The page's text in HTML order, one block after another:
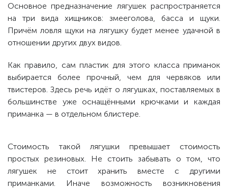
Основное предназначение лягушек распространяется
на три вида хищников: змееголова, басса и щуки.
Причём ловля щуки на лягушку будет менее удачной в
отношении других двух видов.
Как правило, сам пластик для этого класса приманок
выбирается более прочный, чем для червяков или
твистеров. Здесь речь идёт о лягушках, поставляемых в
большинстве уже оснащёнными крючками и каждая
приманка — в отдельном блистере.
Стоимость такой лягушки превышает стоимость
простых резиновых. Не стоить забывать о том, что
лягушек не стоит хранить вместе с другими
приманками. Иначе возможность возникновения